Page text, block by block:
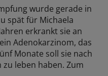
wurde gerade in
spät für Michaela
erkrankt sie an
Adenokarzinom, das
Monate soll sie nach
leben haben. Zum